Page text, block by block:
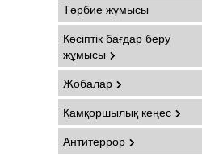
Тәрбие жұмысы
Кәсіптік бағдар беру
жұмысы
Жобалар
Қамқоршылық кеңес
Антитеррор